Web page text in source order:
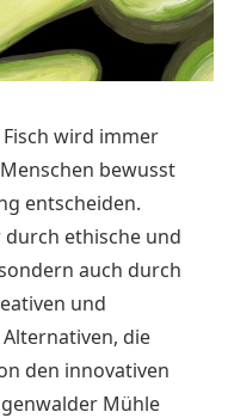
wird immer
bewusst
entscheiden.
ethische und
auch durch
und
die
den innovativen
Mühle